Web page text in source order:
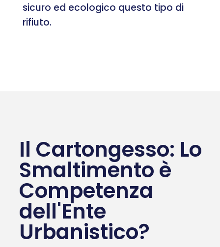
sicuro ed ecologico questo tipo di
rifiuto.
Il Cartongesso: Lo
Smaltimento è
Competenza
dell'Ente
Urbanistico?